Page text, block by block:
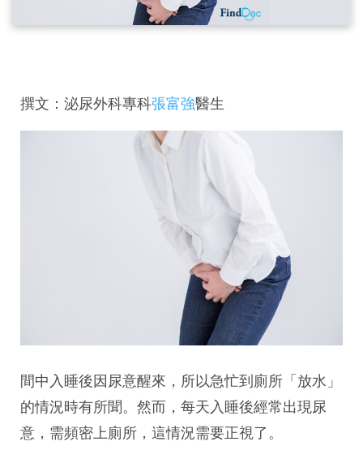
撰文：泌尿外科專科張富強醫生
間中入睡後因尿意醒來，所以急忙到廁所「放水」
的情況時有所聞。然而，每天入睡後經常出現尿
意，需頻密上廁所，這情況需要正視了。